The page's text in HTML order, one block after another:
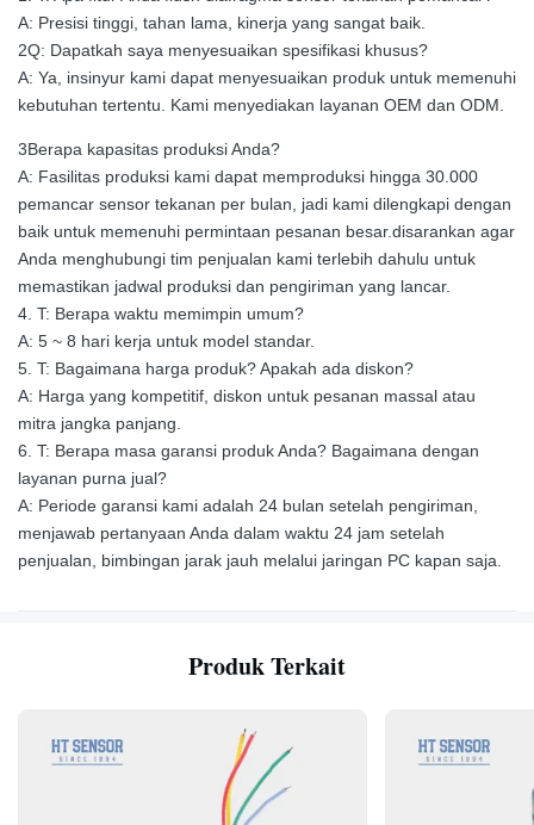
A: Presisi tinggi, tahan lama, kinerja yang sangat baik.
2Q: Dapatkah saya menyesuaikan spesifikasi khusus?
A: Ya, insinyur kami dapat menyesuaikan produk untuk memenuhi
kebutuhan tertentu. Kami menyediakan layanan OEM dan ODM.
3Berapa kapasitas produksi Anda?
A: Fasilitas produksi kami dapat memproduksi hingga 30.000
pemancar sensor tekanan per bulan, jadi kami dilengkapi dengan
baik untuk memenuhi permintaan pesanan besar.disarankan agar
Anda menghubungi tim penjualan kami terlebih dahulu untuk
memastikan jadwal produksi dan pengiriman yang lancar.
4. T: Berapa waktu memimpin umum?
A: 5 ~ 8 hari kerja untuk model standar.
5. T: Bagaimana harga produk? Apakah ada diskon?
A: Harga yang kompetitif, diskon untuk pesanan massal atau
mitra jangka panjang.
6. T: Berapa masa garansi produk Anda? Bagaimana dengan
layanan purna jual?
A: Periode garansi kami adalah 24 bulan setelah pengiriman,
menjawab pertanyaan Anda dalam waktu 24 jam setelah
penjualan, bimbingan jarak jauh melalui jaringan PC kapan saja.
Produk Terkait